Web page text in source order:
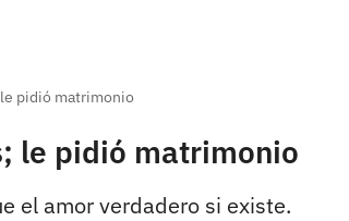
pidió matrimonio
le pidió matrimonio
el amor verdadero si existe.